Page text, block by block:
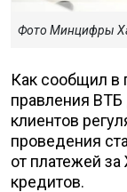
Фото Минцифры
Как сообщил
правления ВТБ
клиентов
проведения
от платежей
кредитов.